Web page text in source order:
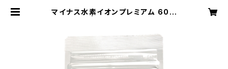
マイナス水素イオンプレミアム 60カ